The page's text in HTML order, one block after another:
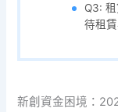
Q3:
待租
新創資金困境：